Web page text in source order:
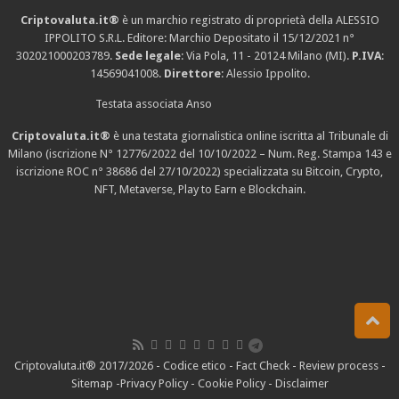
Criptovaluta.it® è un marchio registrato di proprietà della ALESSIO
IPPOLITO S.R.L. Editore: Marchio Depositato il 15/12/2021 n°
302021000203789. Sede legale: Via Pola, 11 - 20124 Milano (MI). P.IVA:
14569041008. Direttore: Alessio Ippolito.
Testata associata Anso
Criptovaluta.it® è una testata giornalistica online iscritta al Tribunale di
Milano (iscrizione N° 12776/2022 del 10/10/2022 – Num. Reg. Stampa 143 e
iscrizione ROC n° 38686 del 27/10/2022) specializzata su Bitcoin, Crypto,
NFT, Metaverse, Play to Earn e Blockchain.
Criptovaluta.it® 2017/2026 - Codice etico - Fact Check- Review process-
Sitemap -Privacy Policy- Cookie Policy- Disclaimer